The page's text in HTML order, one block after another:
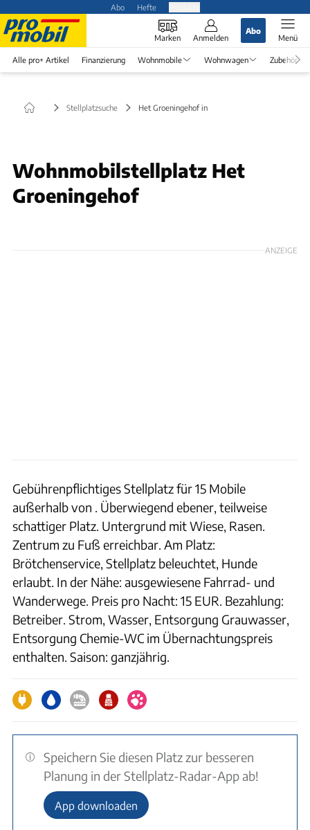
Abo Hefte
Marken Anmelden
Abo
Menü
Alle pro+ Artikel Finanzierung Wohnmobile Wohnwagen Zubehör
Stellplatzsuche Het Groeningehof in
Wohnmobilstellplatz Het
Groeningehof
ANZEIGE
Gebührenpflichtiges Stellplatz für 15 Mobile
außerhalb von . Überwiegend ebener, teilweise
schattiger Platz. Untergrund mit Wiese, Rasen.
Zentrum zu Fuß erreichbar. Am Platz:
Brötchenservice, Stellplatz beleuchtet, Hunde
erlaubt. In der Nähe: ausgewiesene Fahrrad- und
Wanderwege. Preis pro Nacht: 15 EUR. Bezahlung:
Betreiber. Strom, Wasser, Entsorgung Grauwasser,
Entsorgung Chemie-WC im Übernachtungspreis
enthalten. Saison: ganzjährig.
Speichern Sie diesen Platz zur besseren
Planung in der Stellplatz-Radar-App ab!
App downloaden